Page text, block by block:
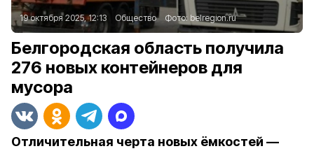
19 октября 2025, 12:13 Общество Фото: belregion.ru
Белгородская область получила
276 новых контейнеров для
мусора
Отличительная черта новых ёмкостей —